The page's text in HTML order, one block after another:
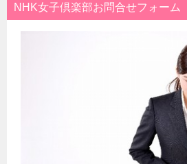
NHK女子倶楽部お問合せフォーム